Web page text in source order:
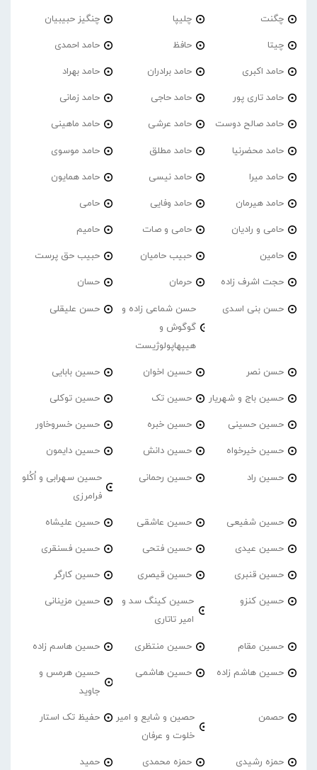
چگنت چلیپا چنگیز حبیبیان
چیتا حافظ حامد احمدی
حامد اکبری حامد برادران حامد بهراد
حامد تاری پور حامد حاجی حامد زمانی
حامد صالح دوست حامد عرشی حامد ماهینی
حامد محضرنیا حامد مطلق حامد موسوی
حامد میرا حامد نیسی حامد همایون
حامد هیرمان حامد وفایی حامی
حامی و رادیان حامی و صات حامیم
حامین حبیب حامیان حبیب حق پرست
حجت اشرف زاده حرمان حسان
حسن بنی اسدی
حسن شماعی زاده و
گوگوش و
هیپهاپولوژیست
حسن علیقلی
حسن نصر حسین اخوان حسین بابایی
حسین باج و شهریار حسین تک حسین توکلی
حسین حسینی حسین خبره حسین خسروخاور
حسین خیرخواه حسین دانش حسین دایمون
حسین راد حسین رحمانی
حسین سهرابی و اُکُلو
فرامرزی
حسین شفیعی حسین عاشقی حسین علیشاه
حسین عیدی حسین فتحی حسین فسنقری
حسین قنبری حسین قیصری حسین کارگر
حسین کنزو
حسین کینگ سد و
امیر تاتاری
حسین مزینانی
حسین مقام حسین منتظری حسین هاسم زاده
حسین هاشم زاده حسین هاشمی
حسین هرمس و
جاوید
حصمن
حصین و شایع و امیر
خلوت و عرفان
حفیظ تک استار
حمزه رشیدی حمزه محمدی حمید